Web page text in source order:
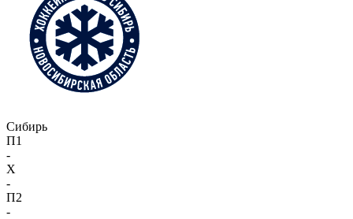
Сибирь
П1
-
X
-
П2
-